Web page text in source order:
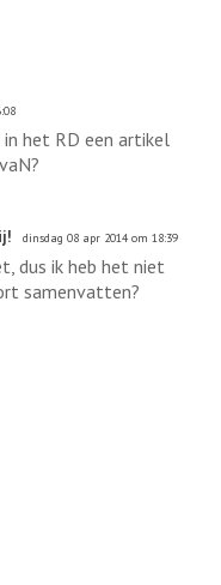
het RD een artikel
dinsdag 08 apr 2014 om 18:39
dus ik heb het niet
samenvatten?